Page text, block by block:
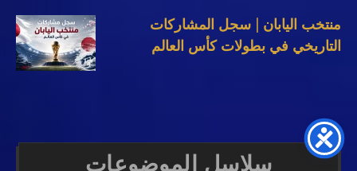
منتخب اليابان | سجل المشاركات
التاريخي في بطولات كأس العالم
سلاسل الموضوعات